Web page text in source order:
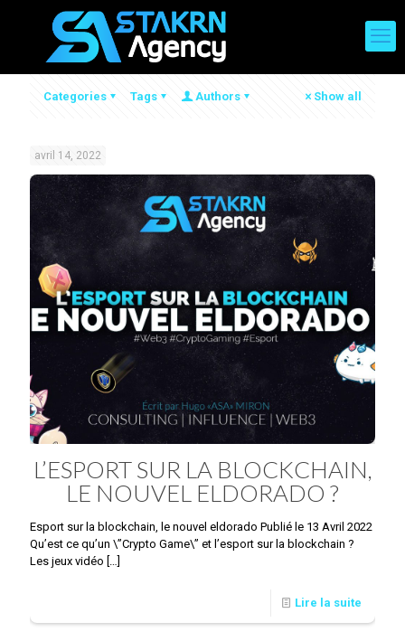
Categories Tags Authors Show all
avril 14, 2022
L’ESPORT SUR LA BLOCKCHAIN,
LE NOUVEL ELDORADO ?
Esport sur la blockchain, le nouvel eldorado Publié le 13 Avril 2022
Qu’est ce qu’un \”Crypto Game\” et l’esport sur la blockchain ?
Les jeux vidéo […]
Lire la suite